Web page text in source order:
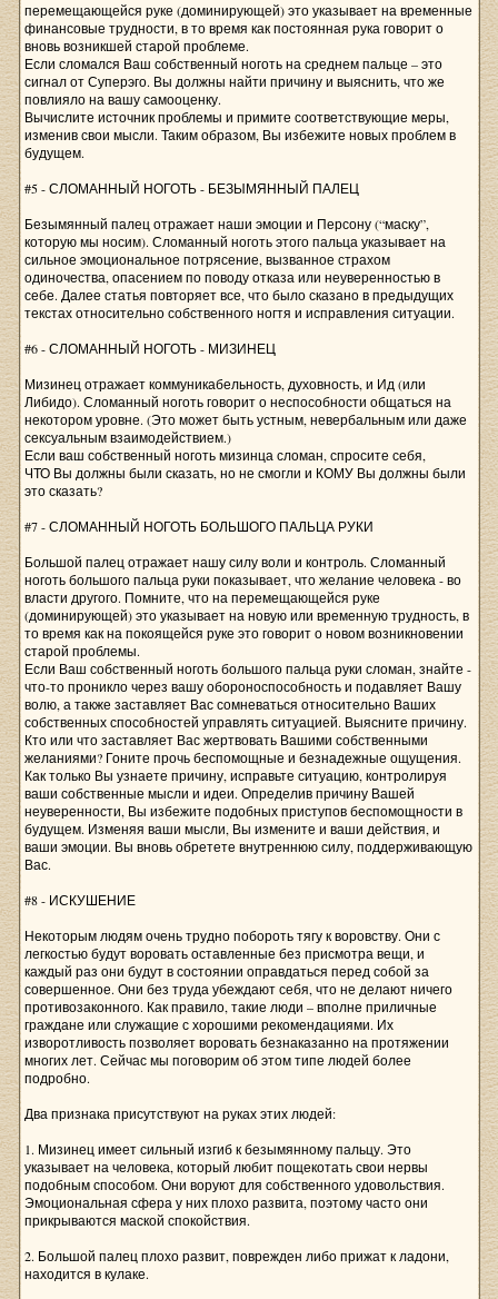
перемещающейся руке (доминирующей) это указывает на временные
финансовые трудности, в то время как постоянная рука говорит о
вновь возникшей старой проблеме.
Если сломался Ваш собственный ноготь на среднем пальце – это
сигнал от Суперэго. Вы должны найти причину и выяснить, что же
повлияло на вашу самооценку.
Вычислите источник проблемы и примите соответствующие меры,
изменив свои мысли. Таким образом, Вы избежите новых проблем в
будущем.
#5 - СЛОМАННЫЙ НОГОТЬ - БЕЗЫМЯННЫЙ ПАЛЕЦ
Безымянный палец отражает наши эмоции и Персону (“маску”,
которую мы носим). Сломанный ноготь этого пальца указывает на
сильное эмоциональное потрясение, вызванное страхом
одиночества, опасением по поводу отказа или неуверенностью в
себе. Далее статья повторяет все, что было сказано в предыдущих
текстах относительно собственного ногтя и исправления ситуации.
#6 - СЛОМАННЫЙ НОГОТЬ - МИЗИНЕЦ
Мизинец отражает коммуникабельность, духовность, и Ид (или
Либидо). Сломанный ноготь говорит о неспособности общаться на
некотором уровне. (Это может быть устным, невербальным или даже
сексуальным взаимодействием.)
Если ваш собственный ноготь мизинца сломан, спросите себя,
ЧТО Вы должны были сказать, но не смогли и КОМУ Вы должны были
это сказать?
#7 - СЛОМАННЫЙ НОГОТЬ БОЛЬШОГО ПАЛЬЦА РУКИ
Большой палец отражает нашу силу воли и контроль. Сломанный
ноготь большого пальца руки показывает, что желание человека - во
власти другого. Помните, что на перемещающейся руке
(доминирующей) это указывает на новую или временную трудность, в
то время как на покоящейся руке это говорит о новом возникновении
старой проблемы.
Если Ваш собственный ноготь большого пальца руки сломан, знайте -
что-то проникло через вашу обороноспособность и подавляет Вашу
волю, а также заставляет Вас сомневаться относительно Ваших
собственных способностей управлять ситуацией. Выясните причину.
Кто или что заставляет Вас жертвовать Вашими собственными
желаниями? Гоните прочь беспомощные и безнадежные ощущения.
Как только Вы узнаете причину, исправьте ситуацию, контролируя
ваши собственные мысли и идеи. Определив причину Вашей
неуверенности, Вы избежите подобных приступов беспомощности в
будущем. Изменяя ваши мысли, Вы измените и ваши действия, и
ваши эмоции. Вы вновь обретете внутреннюю силу, поддерживающую
Вас.
#8 - ИСКУШЕНИЕ
Некоторым людям очень трудно побороть тягу к воровству. Они с
легкостью будут воровать оставленные без присмотра вещи, и
каждый раз они будут в состоянии оправдаться перед собой за
совершенное. Они без труда убеждают себя, что не делают ничего
противозаконного. Как правило, такие люди – вполне приличные
граждане или служащие с хорошими рекомендациями. Их
изворотливость позволяет воровать безнаказанно на протяжении
многих лет. Сейчас мы поговорим об этом типе людей более
подробно.
Два признака присутствуют на руках этих людей:
1. Мизинец имеет сильный изгиб к безымянному пальцу. Это
указывает на человека, который любит пощекотать свои нервы
подобным способом. Они воруют для собственного удовольствия.
Эмоциональная сфера у них плохо развита, поэтому часто они
прикрываются маской спокойствия.
2. Большой палец плохо развит, поврежден либо прижат к ладони,
находится в кулаке.